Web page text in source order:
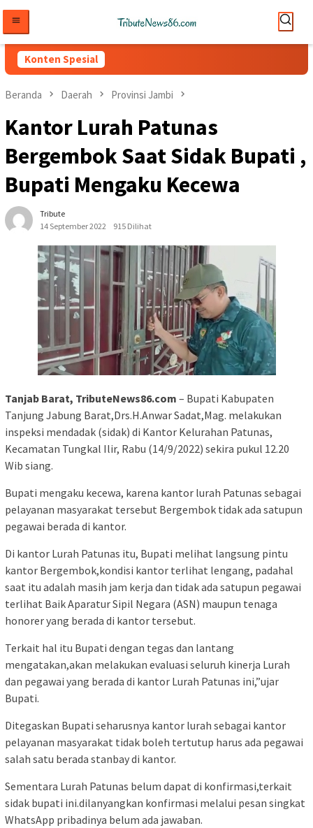
konten
Konten Spesial
Beranda Daerah Provinsi Jambi
Kantor Lurah Patunas
Bergembok Saat Sidak Bupati ,
Bupati Mengaku Kecewa
Tribute
14 September 2022
915 Dilihat
Tanjab Barat, TributeNews86.com – Bupati Kabupaten
Tanjung Jabung Barat,Drs.H.Anwar Sadat,Mag. melakukan
inspeksi mendadak (sidak) di Kantor Kelurahan Patunas,
Kecamatan Tungkal Ilir, Rabu (14/9/2022) sekira pukul 12.20
Wib siang.
Bupati mengaku kecewa, karena kantor lurah Patunas sebagai
pelayanan masyarakat tersebut Bergembok tidak ada satupun
pegawai berada di kantor.
Di kantor Lurah Patunas itu, Bupati melihat langsung pintu
kantor Bergembok,kondisi kantor terlihat lengang, padahal
saat itu adalah masih jam kerja dan tidak ada satupun pegawai
terlihat Baik Aparatur Sipil Negara (ASN) maupun tenaga
honorer yang berada di kantor tersebut.
Terkait hal itu Bupati dengan tegas dan lantang
mengatakan,akan melakukan evaluasi seluruh kinerja Lurah
dan pegawai yang berada di kantor Lurah Patunas ini,”ujar
Bupati.
Ditegaskan Bupati seharusnya kantor lurah sebagai kantor
pelayanan masyarakat tidak boleh tertutup harus ada pegawai
salah satu berada stanbay di kantor.
Sementara Lurah Patunas belum dapat di konfirmasi,terkait
sidak bupati ini.dilanyangkan konfirmasi melalui pesan singkat
WhatsApp pribadinya belum ada jawaban.